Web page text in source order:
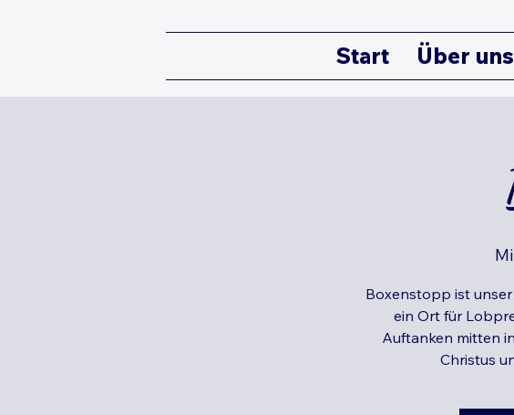
Start Über uns
Boxenstopp ist
ein Ort für
Auftanken mitten
Christus